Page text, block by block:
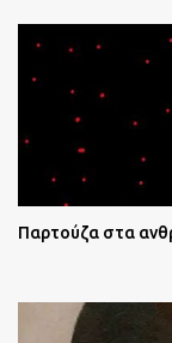
Παρτούζα στα